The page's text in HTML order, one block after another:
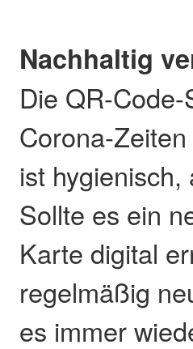
Nachhaltig
Die QR-
Corona-
ist
Sollte es ein
Karte digital
regelmäßig
es immer